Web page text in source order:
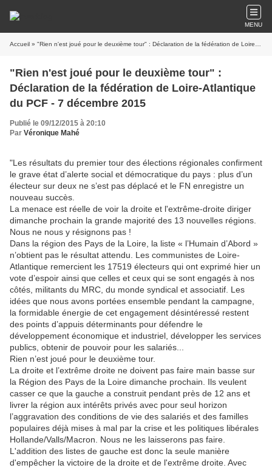
MENU
Accueil » "Rien n'est joué pour le deuxième tour" : Déclaration de la fédération de Loire-Atlantique du PCF - 7 décembre 2015
"Rien n'est joué pour le deuxième tour" :
Déclaration de la fédération de Loire-Atlantique
du PCF - 7 décembre 2015
Publié le 09/12/2015 à 20:10
Par Véronique Mahé
"Les résultats du premier tour des élections régionales confirment
le grave état d’alerte social et démocratique du pays : plus d’un
électeur sur deux ne s’est pas déplacé et le FN enregistre un
nouveau succès.
La menace est réelle de voir la droite et l'extrême-droite diriger
dimanche prochain la grande majorité des 13 nouvelles régions.
Nous ne nous y résignons pas !
Dans la région des Pays de la Loire, la liste « l’Humain d’Abord »
n’obtient pas le résultat attendu. Les communistes de Loire-
Atlantique remercient les 17519 électeurs qui ont exprimé hier un
vote d’espoir ainsi que celles et ceux qui se sont engagés à nos
côtés, militants du MRC, du monde syndical et associatif. Les
idées que nous avons portées ensemble pendant la campagne,
la formidable énergie de cet engagement désintéressé restent
des points d’appuis déterminants pour défendre le
développement économique et industriel, développer les services
publics, obtenir de pouvoir pour les salariés...
Rien n’est joué pour le deuxième tour.
La droite et l’extrême droite ne doivent pas faire main basse sur
la Région des Pays de la Loire dimanche prochain. Ils veulent
casser ce que la gauche a construit pendant près de 12 ans et
livrer la région aux intérêts privés avec pour seul horizon
l’aggravation des conditions de vie des salariés et des familles
populaires déjà mises à mal par la crise et les politiques libérales
Hollande/Valls/Macron. Nous ne les laisserons pas faire.
L'addition des listes de gauche est donc la seule manière
d'empêcher la victoire de la droite et de l'extrême droite. Avec